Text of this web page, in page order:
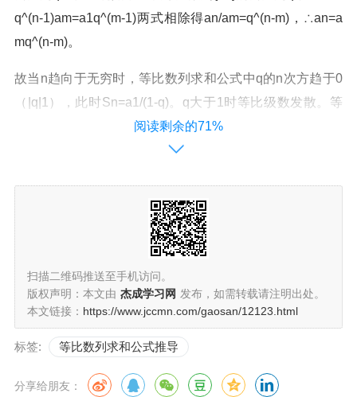
q^(n-1)am=a1q^(m-1)两式相除得an/am=q^(n-m)，∴an=a
mq^(n-m)。
故当n趋向于无穷时，等比数列求和公式中q的n次方趋于0
（|q|1），此时Sn=a1/(1-q)。q大于1时等比级数发散。等
比数列(又名几何数列)：是一种特殊数列。它的特点是：从
第2项起，每一项与前一项的比都是一个常数。
等比数列求和公式?
等比数列求和公式：Sn=a1(1-q^n)/(1-q)。其中常数q叫作
公比，在等比数列中，首项a1与公比q都不为零。等比数列
求和公式是求等比数列之和的公式。
等比数列求和公式 公式描述：公式中a1为首项，an为数列
第n项，q为等比数列公比，Sn为前n项和。
等比数列前n项和公式：Sn =a1(1-q^n)/(1-q)。
阅读剩余的71%
扫描二维码推送至手机访问。
版权声明：本文由 杰成学习网 发布，如需转载请注明出处。
本文链接： https://www.jccmn.com/gaosan/12123.html
标签: 等比数列求和公式推导
分享给朋友：